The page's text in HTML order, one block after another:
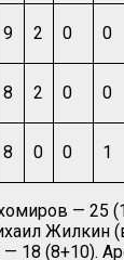
9 2 0 0
8 2 0 0
8 0 0 1
— 25
Жилкин
18 (8+10).